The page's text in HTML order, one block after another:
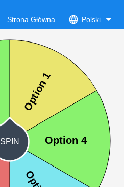
Strona Główna Polski
SPIN